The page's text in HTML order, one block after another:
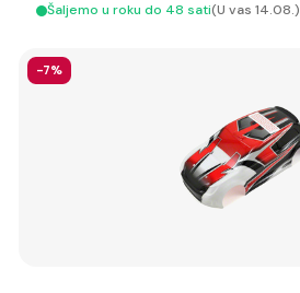
Šaljemo u roku do 48 sati(U vas 14.08.)
-7%